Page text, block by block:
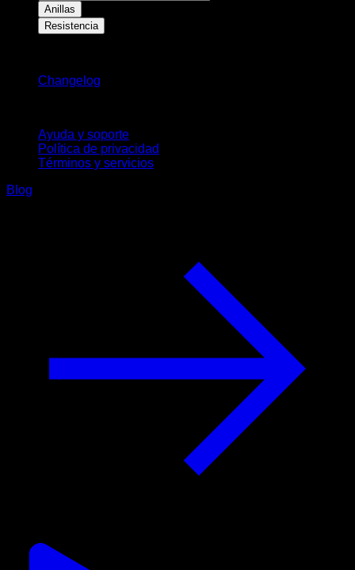
Anillas
Resistencia
Changelog
Ayuda y soporte
Política de privacidad
Términos y servicios
Blog